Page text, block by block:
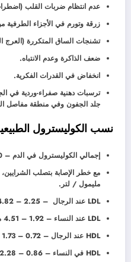
عدم انتظام ضربات القلب
زرقة وتورم في الأجزاء الطرفية
تشنجات الساق المتكررة (العرج
ضعف الذاكرة وعدم الانتباه.
انخفاض في القدرات الفكرية.
ترسبات دهنية صفراء-وردية في
جلد الجفون وفي منطقة مفاصل
نسب الكوليسترول
إجمالي الكوليسترول في الدم – 3.0 – 5.0 مليمول / لتر.
مليمول / لتر.
LDL عند الرجال – 2.25 – 4.82 مليمول / لتر.
LDL عند النساء – 1.92 – 4.51 مليمول / لتر.
HDL عند الرجال – 0.72 – 1.73 مليمول / لتر.
HDL في النساء – 0.86 – 2.28 مليمول / لتر.